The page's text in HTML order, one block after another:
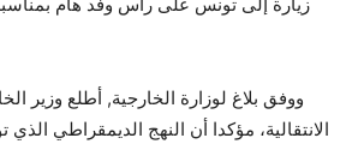
ووفق بلاغ لوزارة الخارجية, أطلع وزير